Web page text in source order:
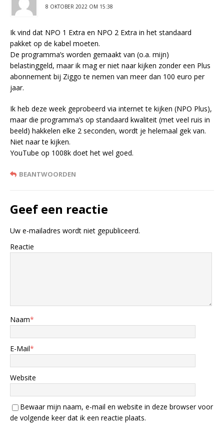
8 OKTOBER 2022 OM 15:38
Ik vind dat NPO 1 Extra en NPO 2 Extra in het standaard
pakket op de kabel moeten.
De programma’s worden gemaakt van (o.a. mijn)
belastinggeld, maar ik mag er niet naar kijken zonder een Plus
abonnement bij Ziggo te nemen van meer dan 100 euro per
jaar.
Ik heb deze week geprobeerd via internet te kijken (NPO Plus),
maar die programma’s op standaard kwaliteit (met veel ruis in
beeld) hakkelen elke 2 seconden, wordt je helemaal gek van.
Niet naar te kijken.
YouTube op 1008k doet het wel goed.
BEANTWOORDEN
Geef een reactie
Uw e-mailadres wordt niet gepubliceerd.
Reactie
Naam*
E-Mail*
Website
Bewaar mijn naam, e-mail en website in deze browser voor
de volgende keer dat ik een reactie plaats.